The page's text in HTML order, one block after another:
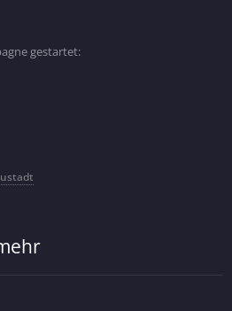
gestartet: